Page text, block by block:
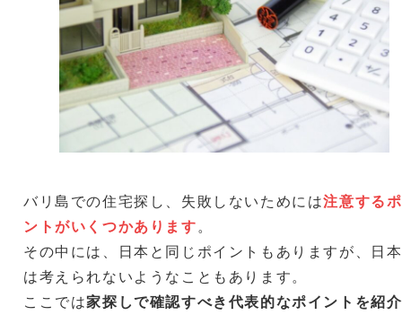
バリ島での住宅探し、失敗しないためには注意する
ントがいくつかあります。
その中には、日本と同じポイントもありますが、日
は考えられないようなこともあります。
ここでは家探しで確認すべき代表的なポイントを紹介